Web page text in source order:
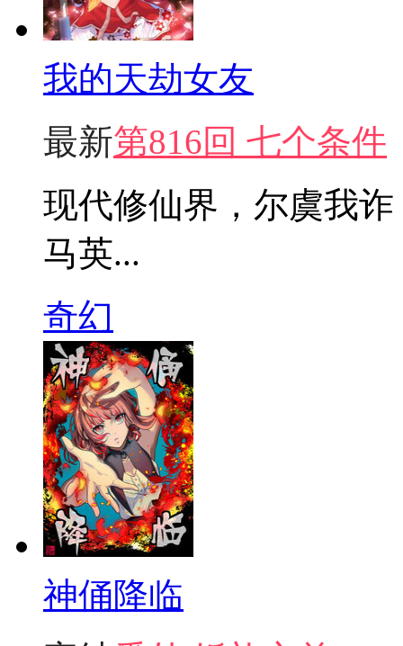
我的天劫女友
最新第816回 七个条件
现代修仙界，尔虞我
马英...
奇幻
神俑降临